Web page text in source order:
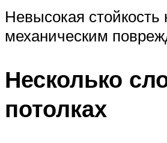
Невысокая стойкость
механическим
Несколько
потолках